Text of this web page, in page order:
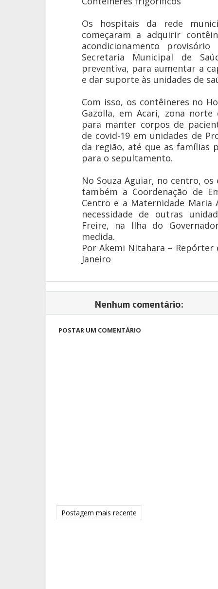
Os hospitais da rede
começaram a adquirir
acondicionamento
Secretaria Municipal de
preventiva, para aumentar a
e dar suporte às unidades de
Com isso, os contêineres no
Gazolla, em Acari, zona norte
para manter corpos de
de covid-19 em unidades de
da região, até que as famílias
para o sepultamento.
No Souza Aguiar, no centro,
também a Coordenação de
Centro e a Maternidade Maria
necessidade de outras
Freire, na Ilha do
medida.
Por Akemi Nitahara – Repórter
Janeiro
Nenhum comentário:
POSTAR UM COMENTÁRIO
Postagem mais recente